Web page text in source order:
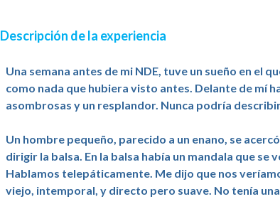
Descripción de la experiencia
Una semana antes de mi NDE, tuve un sueño en el
como nada que hubiera visto antes. Delante de mí
asombrosas y un resplandor. Nunca podría
Un hombre pequeño, parecido a un enano, se
dirigir la balsa. En la balsa había un mandala que
Hablamos telepáticamente. Me dijo que nos
viejo, intemporal, y directo pero suave. No tenía